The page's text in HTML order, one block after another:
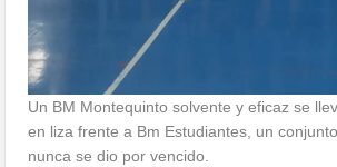
Un BM Montequinto solvente y eficaz se
en liza frente a Bm Estudiantes, un
nunca se dio por vencido.